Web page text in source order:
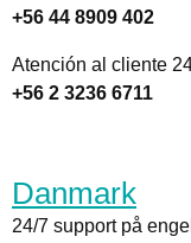
+56 44 8909 402
Atención al cliente
+56 2 3236 6711
Danmark
24/7 support på